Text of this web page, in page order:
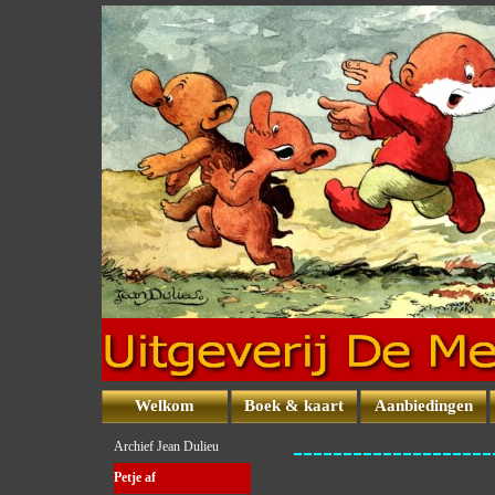
Ga naar de inhoud
Welkom Boek & kaart Aanbiedingen
Archief Jean Dulieu
Petje af